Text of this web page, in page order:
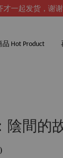
一起发货，谢谢
Hot Product
陰間的